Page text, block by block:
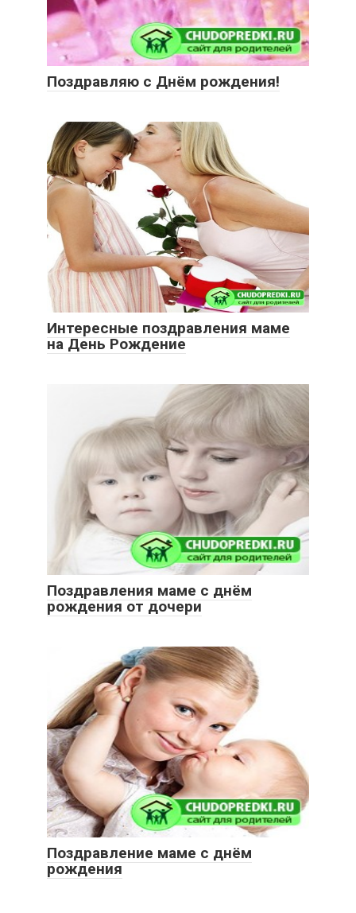
Поздравляю с Днём рождения!
Интересные поздравления маме
на День Рождение
Поздравления маме с днём
рождения от дочери
Поздравление маме с днём
рождения